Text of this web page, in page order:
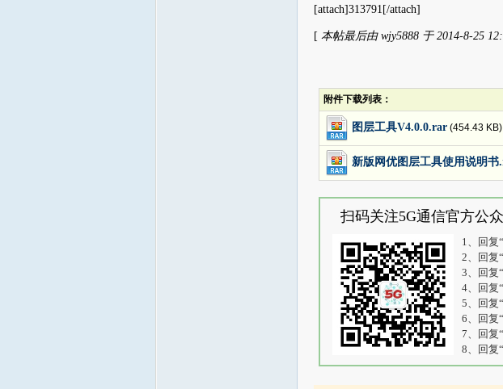
[attach]313791[/attach]
[ 本帖最后由 wjy5888 于 2014-8-25
附件下载列表：
图层工具V4.0.0.rar (454.43 KB)
新版网优图层工具使用说明书
扫码关注5G通信官方公
1、回复“
2、回复“
3、回复“
4、回复“
5、回复“
6、回复“
7、回复“
8、回复“